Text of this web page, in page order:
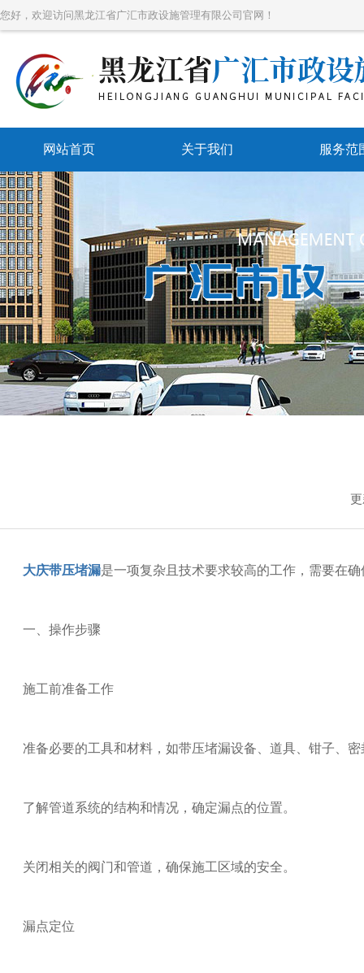
您好，欢迎访问黑龙江省广汇市政设施管理有限公司官网！
网站首页 关于我们 服务范
带压封
水刀防爆
管道维
市政管网维
大庆带压堵漏是一项复杂且技术要求较高的工作，需要在
一、操作步骤
施工前准备工作
准备必要的工具和材料，如带压堵漏设备、道具、钳子、密
了解管道系统的结构和情况，确定漏点的位置。
关闭相关的阀门和管道，确保施工区域的安全。
漏点定位